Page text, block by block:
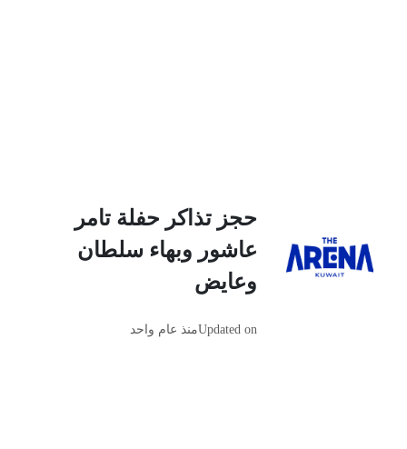
حجز تذاكر حفلة تامر
عاشور وبهاء سلطان
وعايض
Updated onمنذ عام واحد